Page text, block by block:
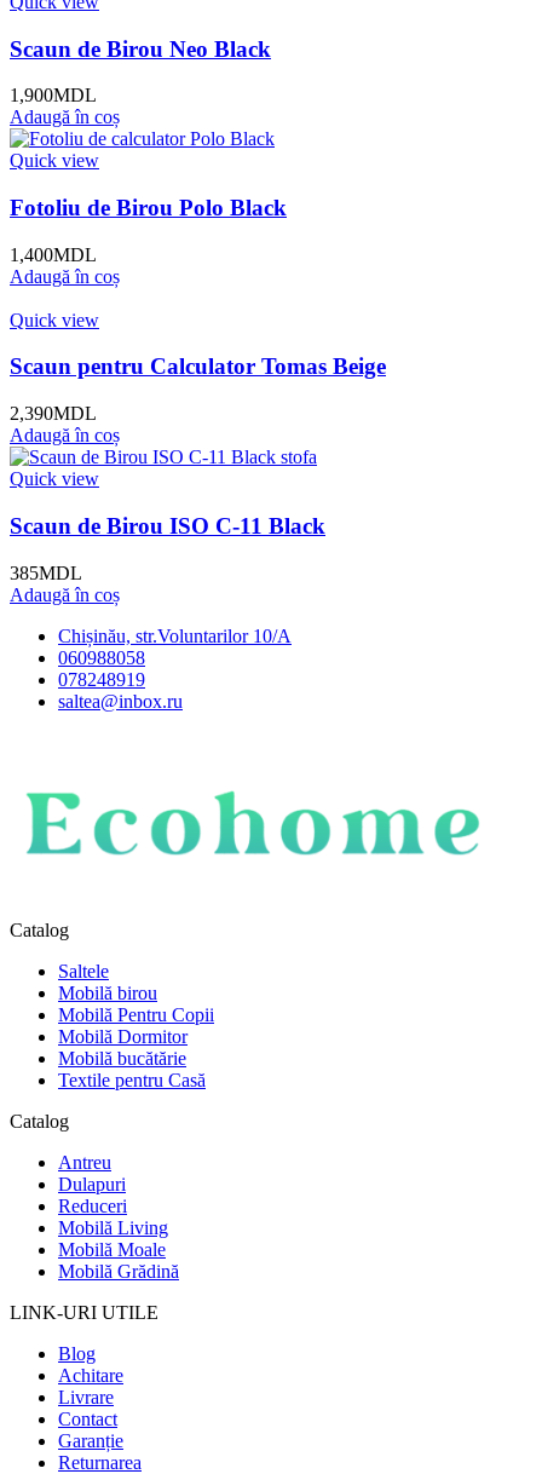
Scaun de Birou Neo Black
1,900MDL
Adaugă în coș
Quick view
Fotoliu de Birou Polo Black
1,400MDL
Adaugă în coș
Quick view
Scaun pentru Calculator Tomas Beige
2,390MDL
Adaugă în coș
Quick view
Scaun de Birou ISO C-11 Black
385MDL
Adaugă în coș
Chișinău, str.Voluntarilor 10/A
060988058
078248919
saltea@inbox.ru
Catalog
Saltele
Mobilă birou
Mobilă Pentru Copii
Mobilă Dormitor
Mobilă bucătărie
Textile pentru Casă
Catalog
Antreu
Dulapuri
Reduceri
Mobilă Living
Mobilă Moale
Mobilă Grădină
LINK-URI UTILE
Blog
Achitare
Livrare
Contact
Garanție
Returnarea